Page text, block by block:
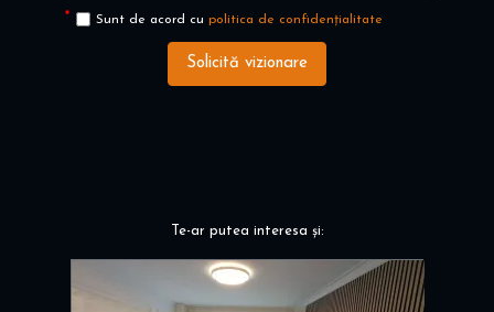
Sunt de acord cu politica de confidențialitate
Solicită vizionare
Te-ar putea interesa și: